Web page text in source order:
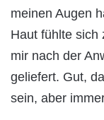
meinen Augen
Haut fühlte sich
mir nach der
geliefert. Gut,
sein, aber